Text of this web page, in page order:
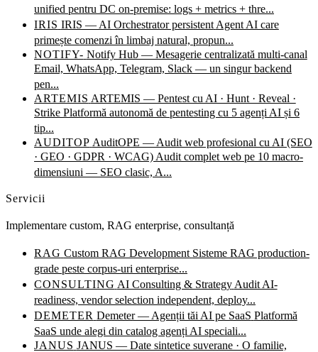
unified pentru DC on-premise: logs + metrics + thre...
IRIS IRIS — AI Orchestrator persistent Agent AI care
primește comenzi în limbaj natural, propun...
NOTIFY- Notify Hub — Mesagerie centralizată multi-canal
Email, WhatsApp, Telegram, Slack — un singur backend
pen...
ARTEMIS ARTEMIS — Pentest cu AI · Hunt · Reveal ·
Strike Platformă autonomă de pentesting cu 5 agenți AI și 6
tip...
AUDITOP AuditOPE — Audit web profesional cu AI (SEO
· GEO · GDPR · WCAG) Audit complet web pe 10 macro-
dimensiuni — SEO clasic, A...
Servicii
Implementare custom, RAG enterprise, consultanță
RAG Custom RAG Development Sisteme RAG production-
grade peste corpus-uri enterprise...
CONSULTING AI Consulting & Strategy Audit AI-
readiness, vendor selection independent, deploy...
DEMETER Demeter — Agenții tăi AI pe SaaS Platformă
SaaS unde alegi din catalog agenți AI speciali...
JANUS JANUS — Date sintetice suverane · O familie,